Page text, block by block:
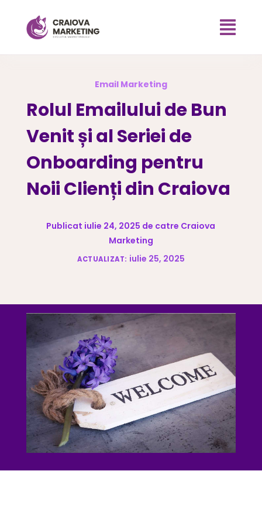

Email Marketing
Rolul Emailului de Bun
Venit și al Seriei de
Onboarding pentru
Noii Clienți din Craiova
Publicat iulie 24, 2025 de catre Craiova
Marketing
ACTUALIZAT: iulie 25, 2025